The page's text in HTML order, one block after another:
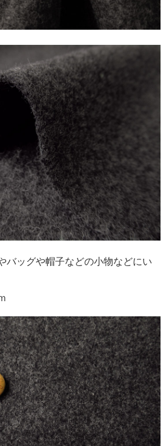
バッグや帽子などの小物などにい